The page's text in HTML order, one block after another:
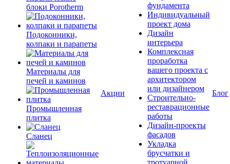
блоки Porotherm
Подоконники,
колпаки и парапеты
Материалы для
печей и каминов
Промышленная
плитка
Сланец
Акции
фундамента
Индивидуальный
проект дома
Дизайн
интерьера
Комплексная
проработка
вашего проекта с
архитектором
или дизайнером
Строительно-
реставрационные
работы
Дизайн-проекты
фасадов
Укладка
брусчатки и
тротуарной
Блог